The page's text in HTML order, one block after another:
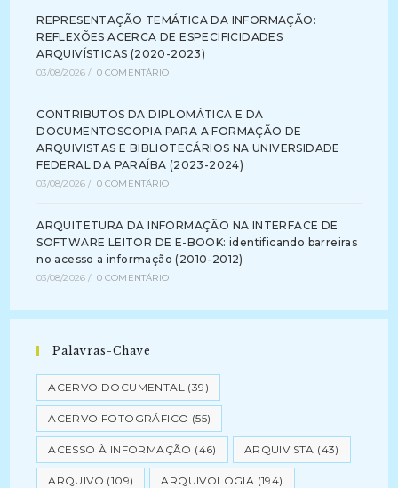
REPRESENTAÇÃO TEMÁTICA DA INFORMAÇÃO:
REFLEXÕES ACERCA DE ESPECIFICIDADES
ARQUIVÍSTICAS (2020-2023)
03/08/2026 / 0 COMENTÁRIO
CONTRIBUTOS DA DIPLOMÁTICA E DA
DOCUMENTOSCOPIA PARA A FORMAÇÃO DE
ARQUIVISTAS E BIBLIOTECÁRIOS NA UNIVERSIDADE
FEDERAL DA PARAÍBA (2023-2024)
03/08/2026 / 0 COMENTÁRIO
ARQUITETURA DA INFORMAÇÃO NA INTERFACE DE
SOFTWARE LEITOR DE E-BOOK: identificando barreiras
no acesso a informação (2010-2012)
03/08/2026 / 0 COMENTÁRIO
Palavras-Chave
ACERVO DOCUMENTAL (39)
ACERVO FOTOGRÁFICO (55)
ACESSO À INFORMAÇÃO (46) ARQUIVISTA (43)
ARQUIVO (109) ARQUIVOLOGIA (194)